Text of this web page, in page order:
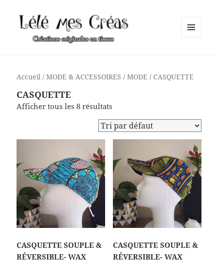
Accueil /MODE & ACCESSOIRES /MODE / CASQUETTE
CASQUETTE
Afficher tous les 8 résultats
CASQUETTE SOUPLE &
RÉVERSIBLE- WAX
CASQUETTE SOUPLE &
RÉVERSIBLE- WAX